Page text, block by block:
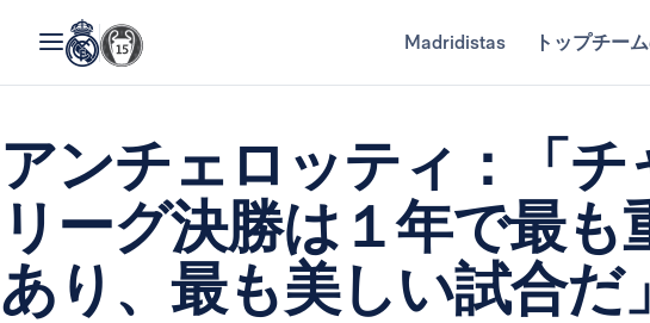
Madridistas トップチー
アンチェロッティ：「
リーグ決勝は１年で最も
あり、最も美しい試合だ」